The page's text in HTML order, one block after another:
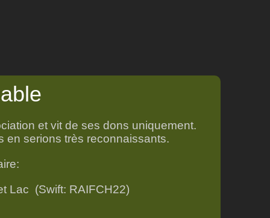
et vit de ses dons uniquement.
en serions très reconnaissants.
:
Lac (Swift: RAIFCH22)